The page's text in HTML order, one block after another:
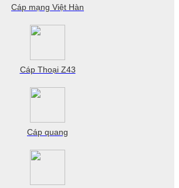
Cáp mạng Việt Hàn
Cáp Thoại Z43
Cáp quang